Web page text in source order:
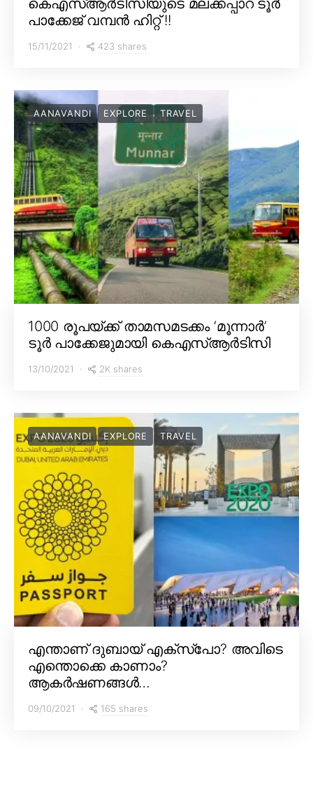
പാക്കേജ് വമ്പൻ ഹിറ്റ് !!
15/11/2021 423 shares
AANAVANDI EXPLORE TRAVEL
1000 രൂപയ്ക്ക് താമസമടക്കം ‘മൂന്നാർ’
ടൂർ പാക്കേജുമായി കെഎസ്ആർടിസി
13/10/2021 2K shares
AANAVANDI EXPLORE TRAVEL
എന്താണ് ദുബായ് എക്സ്പോ? അവിടെ
എന്തൊക്കെ കാണാം?
ആകർഷണങ്ങൾ…
09/10/2021 165 shares